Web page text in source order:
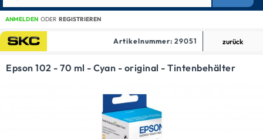
ANMELDEN ODER REGISTRIEREN
TINTENPATRONEN
Artikelnummer: 29051 zurück
Epson 102 - 70 ml - Cyan - original - Tintenbehälter